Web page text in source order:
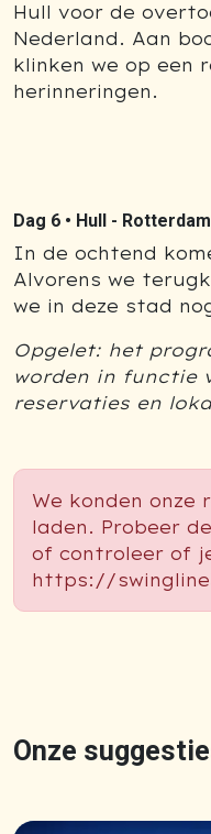
Hull voor de
Nederland. Aan
klinken we op een
herinneringen.
Dag 6 • Hull -
In de ochtend
Alvorens we
we in deze stad
Opgelet: het
worden in functie
reservaties en
We konden
laden. Probeer
of controleer of
https://
Onze